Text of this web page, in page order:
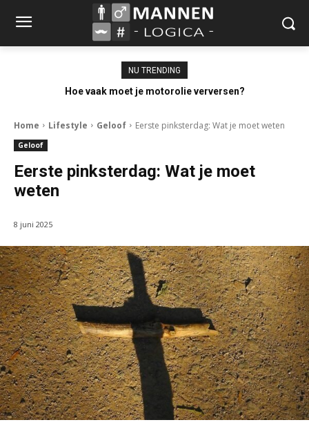
NU TRENDING
Hoe vaak moet je motorolie verversen?
Home Lifestyle Geloof Eerste pinksterdag: Wat je moet weten
Geloof
Eerste pinksterdag: Wat je moet
weten
8 juni 2025